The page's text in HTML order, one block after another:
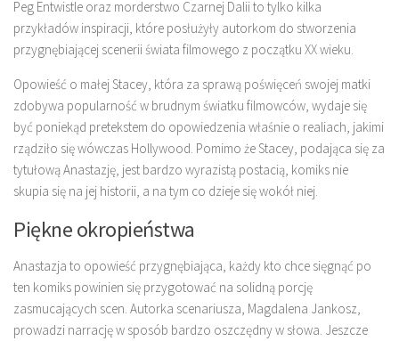
Peg Entwistle oraz morderstwo Czarnej Dalii to tylko kilka
przykładów inspiracji, które posłużyły autorkom do stworzenia
przygnębiającej scenerii świata filmowego z początku XX wieku.
Opowieść o małej Stacey, która za sprawą poświęceń swojej matki
zdobywa popularność w brudnym światku filmowców, wydaje się
być poniekąd pretekstem do opowiedzenia właśnie o realiach, jakimi
rządziło się wówczas Hollywood. Pomimo że Stacey, podająca się za
tytułową Anastazję, jest bardzo wyrazistą postacią, komiks nie
skupia się na jej historii, a na tym co dzieje się wokół niej.
Piękne okropieństwa
Anastazja to opowieść przygnębiająca, każdy kto chce sięgnąć po
ten komiks powinien się przygotować na solidną porcję
zasmucających scen. Autorka scenariusza, Magdalena Jankosz,
prowadzi narrację w sposób bardzo oszczędny w słowa. Jeszcze